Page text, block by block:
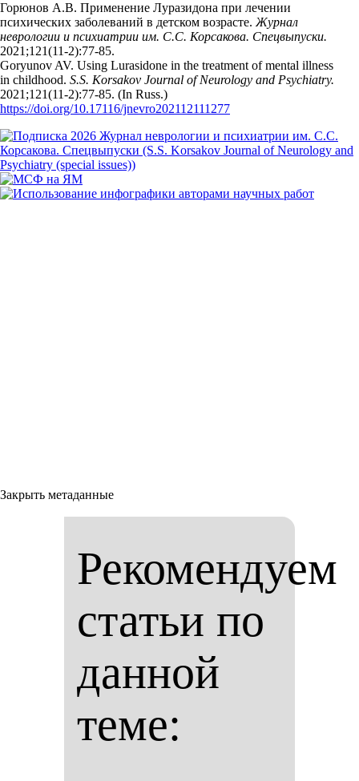
Горюнов А.В. Применение Луразидона при лечении
психических заболеваний в детском возрасте. Журнал
неврологии и психиатрии им. С.С. Корсакова. Спецвыпуски.
2021;121(11‑2):77‑85.
Goryunov AV. Using Lurasidone in the treatment of mental illness
in childhood. S.S. Korsakov Journal of Neurology and Psychiatry.
2021;121(11‑2):77‑85. (In Russ.)
https://doi.org/10.17116/jnevro202112111277
Закрыть метаданные
Рекомендуем
статьи по
данной
теме: